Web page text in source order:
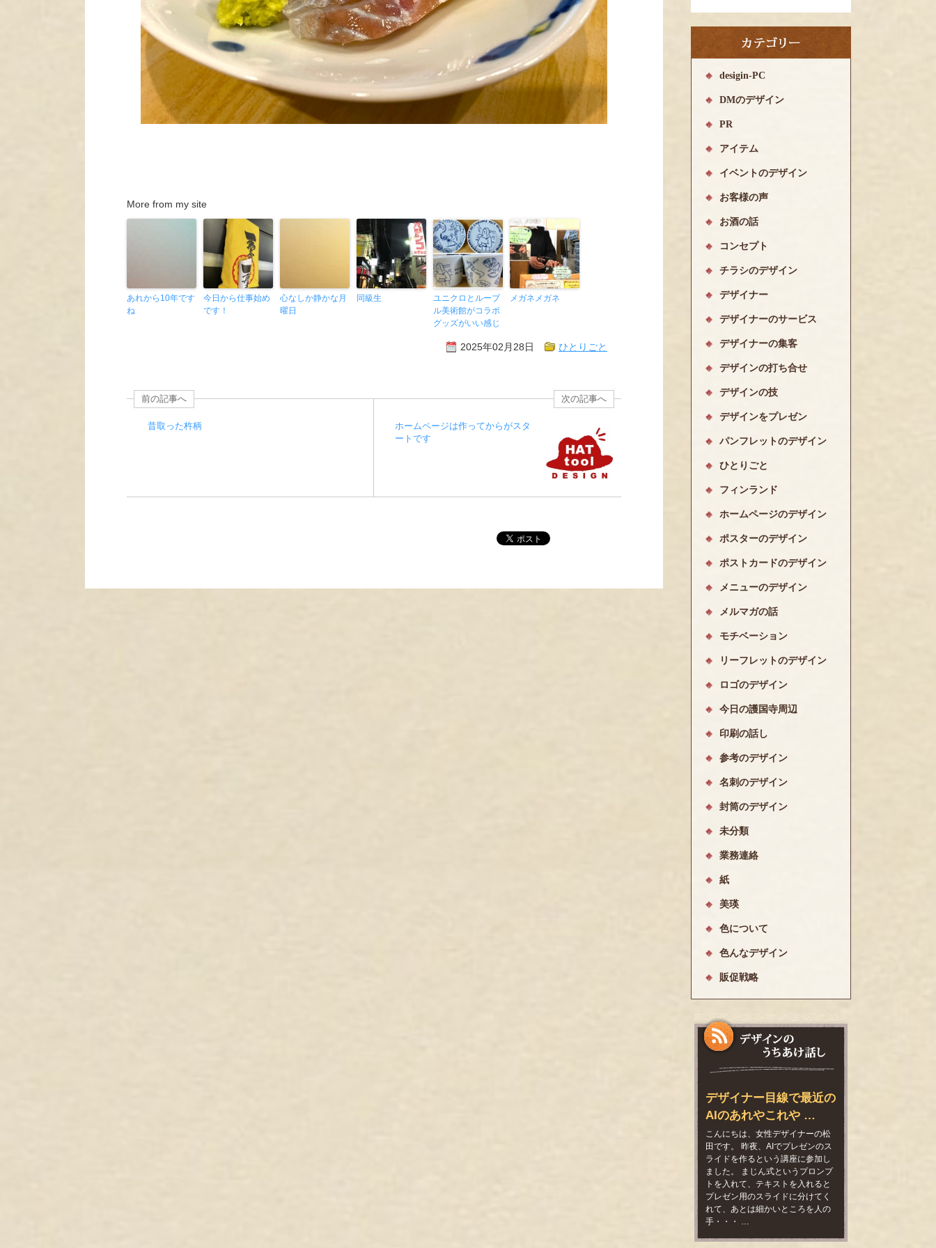
More from my site
あれから10年です
ね
今日から仕事始め
です！
心なしか静かな月
曜日
同級生
ユニクロとルーブ
ル美術館がコラボ
グッズがいい感じ
メガネメガネ
2025年02月28日 ひとりごと
前の記事へ
昔取った杵柄
次の記事へ
ホームページは作ってからがスタ
ートです
desigin-PC
DMのデザイン
PR
アイテム
イベントのデザイン
お客様の声
お酒の話
コンセプト
チラシのデザイン
デザイナー
デザイナーのサービス
デザイナーの集客
デザインの打ち合せ
デザインの技
デザインをプレゼン
パンフレットのデザイン
ひとりごと
フィンランド
ホームページのデザイン
ポスターのデザイン
ポストカードのデザイン
メニューのデザイン
メルマガの話
モチベーション
リーフレットのデザイン
ロゴのデザイン
今日の護国寺周辺
印刷の話し
参考のデザイン
名刺のデザイン
封筒のデザイン
未分類
業務連絡
紙
美瑛
色について
色んなデザイン
販促戦略
デザイナー目線で最近の
AIのあれやこれや …
こんにちは、女性デザイナーの松
田です。 昨夜、AIでプレゼンのス
ライドを作るという講座に参加し
ました。 まじん式というプロンプ
トを入れて、テキストを入れると
プレゼン用のスライドに分けてく
れて、あとは細かいところを人の
手・・・ …